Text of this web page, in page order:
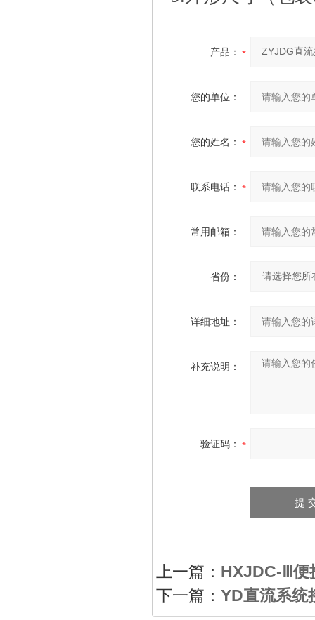
产品：
您的单位：
您的姓名：
联系电话：
常用邮箱：
省份：
详细地址：
补充说明：
验证码：
上一篇： HXJDC-Ⅲ便
下一篇： YD直流系统